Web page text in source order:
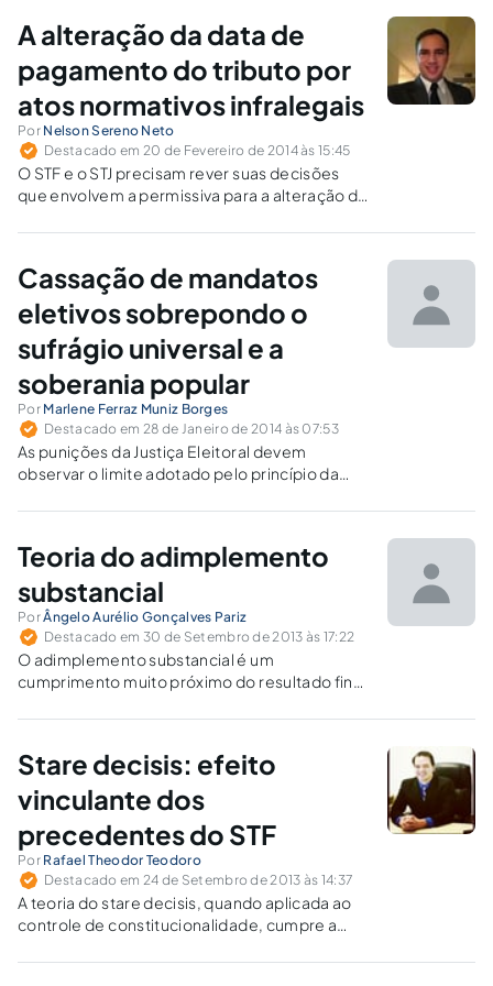
A alteração da data de
pagamento do tributo por
atos normativos infralegais
Por Nelson Sereno Neto
Destacado em 20 de Fevereiro de 2014 às 15:45
O STF e o STJ precisam rever suas decisões
que envolvem a permissiva para a alteração da
normativo infralegal.
Cassação de mandatos
eletivos sobrepondo o
sufrágio universal e a
soberania popular
Por Marlene Ferraz Muniz Borges
Destacado em 28 de Janeiro de 2014 às 07:53
As punições da Justiça Eleitoral devem
observar o limite adotado pelo princípio da
que produziram efeitos mínimos em todo o
democrático e livre dos demais.
Teoria do adimplemento
substancial
PorÂngelo Aurélio Gonçalves Pariz
Destacado em 30 de Setembro de 2013 às 17:22
O adimplemento substancial é um
cumprimento muito próximo do resultado final
consequências rígidas da mora.
Stare decisis: efeito
vinculante dos
precedentes do STF
Por Rafael Theodor Teodoro
Destacado em 24 de Setembro de 2013 às 14:37
A teoria do stare decisis, quando aplicada ao
controle de constitucionalidade, cumpre a
uniformidade interpretativa da Constituição